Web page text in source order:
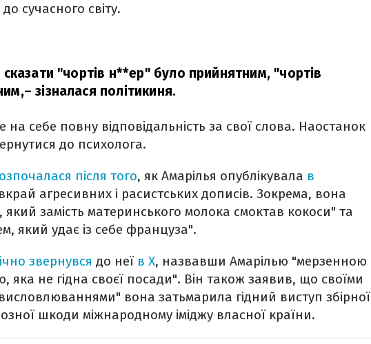
сучасного світу.
"чортів н**ер" було прийнятним, "чортів
– зізналася політикиня.
себе повну відповідальність за свої слова. Наостанок
до психолога.
після того, як Амарілья опублікувала в
агресивних і расистських дописів. Зокрема, вона
замість материнського молока смоктав кокоси" та
який удає із себе француза".
звернувся до неї в X, назвавши Амарілью "мерзенною
не гідна своєї посади". Він також заявив, що своїми
вона затьмарила гідний виступ збірної
шкоди міжнародному іміджу власної країни.